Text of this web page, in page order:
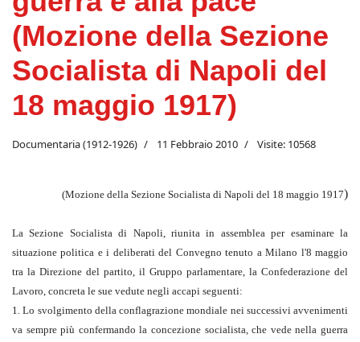
(Mozione della Sezione
Socialista di Napoli del
18 maggio 1917)
Documentaria (1912-1926) 11 Febbraio 2010 Visite: 10568
(Mozione della Sezione Socialista di Napoli del 18 maggio 1917)
La Sezione Socialista di Napoli, riunita in assemblea per esaminare la
situazione politica e i deliberati del Convegno tenuto a Milano l'8 maggio
tra la Direzione del partito, il Gruppo parlamentare, la Confederazione del
Lavoro, concreta le sue vedute negli accapi seguenti:
1. Lo svolgimento della conflagrazione mondiale nei successivi avvenimenti
va sempre più confermando la concezione socialista, che vede nella guerra